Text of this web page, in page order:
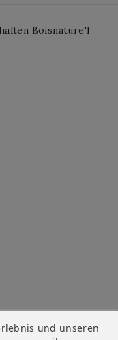
und unseren
Boisnature'l